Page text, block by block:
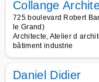
Collange
725 boulevard Robert
le Grand)
Architecte, Atelier d
bâtiment industrie
Daniel Didier